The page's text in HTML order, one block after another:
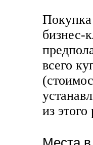
Покупка
бизнес-
всего
из этого